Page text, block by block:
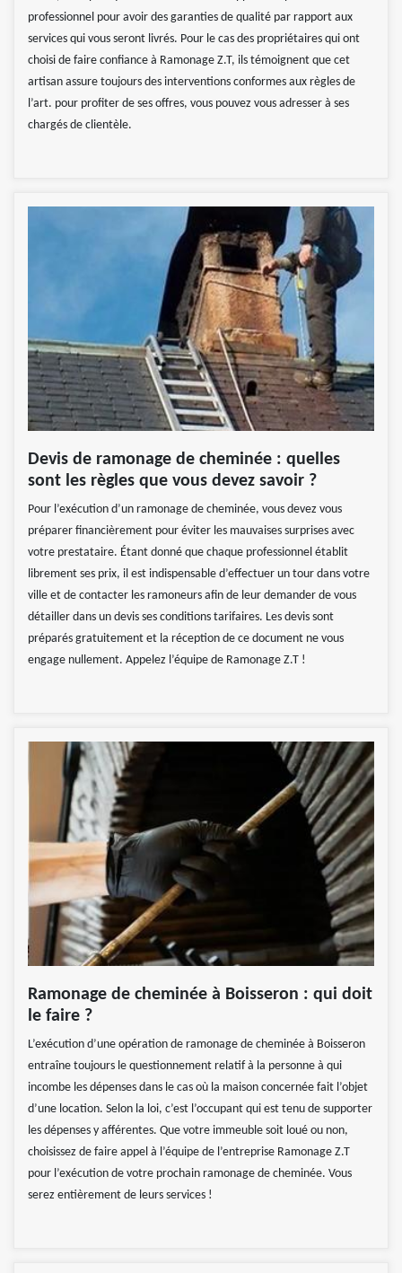
professionnel pour avoir des garanties de qualité par rapport aux
services qui vous seront livrés. Pour le cas des propriétaires qui ont
choisi de faire confiance à Ramonage Z.T, ils témoignent que cet
artisan assure toujours des interventions conformes aux règles de
l’art. pour profiter de ses offres, vous pouvez vous adresser à ses
chargés de clientèle.
Devis de ramonage de cheminée : quelles
sont les règles que vous devez savoir ?
Pour l’exécution d’un ramonage de cheminée, vous devez vous
préparer financièrement pour éviter les mauvaises surprises avec
votre prestataire. Étant donné que chaque professionnel établit
librement ses prix, il est indispensable d’effectuer un tour dans votre
ville et de contacter les ramoneurs afin de leur demander de vous
détailler dans un devis ses conditions tarifaires. Les devis sont
préparés gratuitement et la réception de ce document ne vous
engage nullement. Appelez l’équipe de Ramonage Z.T !
Ramonage de cheminée à Boisseron : qui doit
le faire ?
L’exécution d’une opération de ramonage de cheminée à Boisseron
entraîne toujours le questionnement relatif à la personne à qui
incombe les dépenses dans le cas où la maison concernée fait l’objet
d’une location. Selon la loi, c’est l’occupant qui est tenu de supporter
les dépenses y afférentes. Que votre immeuble soit loué ou non,
choisissez de faire appel à l’équipe de l’entreprise Ramonage Z.T
pour l’exécution de votre prochain ramonage de cheminée. Vous
serez entièrement de leurs services !